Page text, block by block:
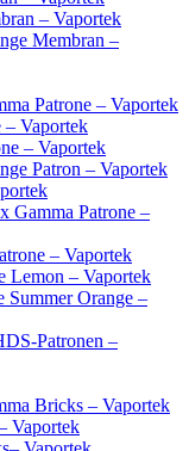
– Vaportek
Membran –
Patrone – Vaportek
– Vaportek
– Vaportek
Patron – Vaportek
Gamma Patrone –
– Vaportek
Lemon – Vaportek
Summer Orange –
Patronen –
Bricks – Vaportek
Vaportek